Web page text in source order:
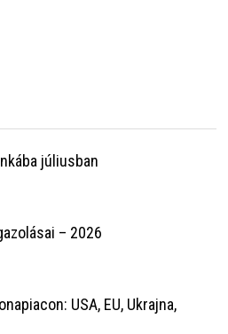
júliusban
– 2026
USA, EU, Ukrajna,